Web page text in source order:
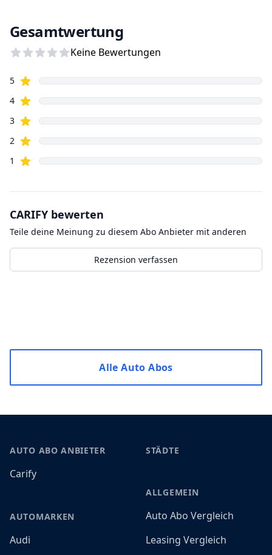
Gesamtwertung
Keine Bewertungen
5Sterne
4Sterne
3Sterne
2 Sterne
1
Sterne
CARIFY bewerten
Teile deine Meinung zu diesem Abo Anbieter mit anderen
Rezension verfassen
Alle Auto Abos
AUTO ABO ANBIETER
Carify
AUTOMARKEN
Audi
STÄDTE
ALLGEMEIN
Auto Abo Vergleich
Leasing Vergleich